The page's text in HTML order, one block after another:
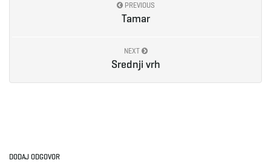
PREVIOUS
Tamar
NEXT
Srednji vrh
DODAJ ODGOVOR